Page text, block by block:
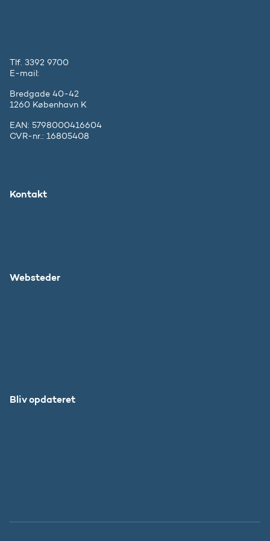
Tlf. 3392 9700
E-mail:
Bredgade 40-42
1260 København K
EAN: 5798000416604
CVR-nr.: 16805408
Kontakt
Websteder
Bliv opdateret